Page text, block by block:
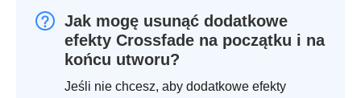
Jak mogę usunąć dodatkowe
efekty Crossfade na początku i na
końcu utworu?
Jeśli nie chcesz, aby dodatkowe efekty